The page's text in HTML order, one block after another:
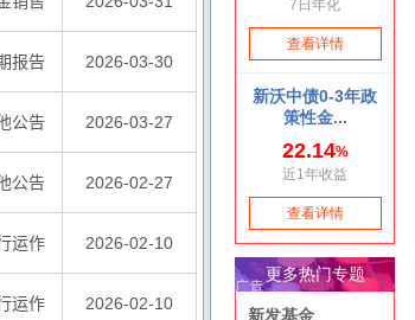
报告 2026-03-30
公告 2026-03-27
公告 2026-02-27
运作 2026-02-10
运作 2026-02-10